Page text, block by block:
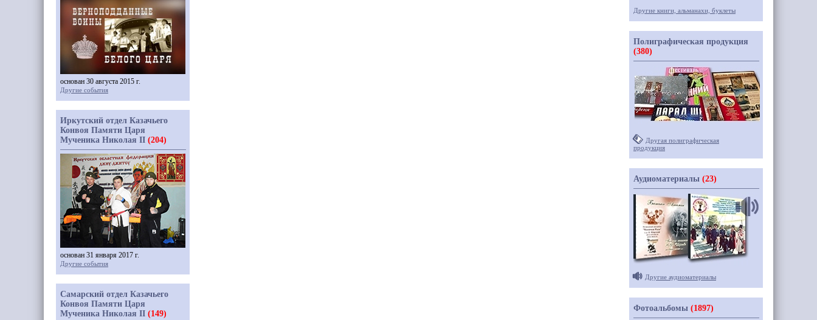
основан 30 августа 2015 г.
Другие события
Иркутский отдел Казачьего
Конвоя Памяти Царя
Мученика Николая II (204)
основан 31 января 2017 г.
Другие события
Самарский отдел Казачьего
Конвоя Памяти Царя
Мученика Николая II (149)
Другие книги, альманахи, буклеты
Полиграфическая продукция
(380)
Другая полиграфическая
продукция
Аудиоматериалы (23)
Другие аудиоматериалы
Фотоальбомы (1897)